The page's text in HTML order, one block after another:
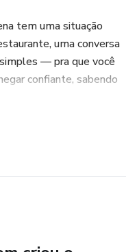
tem uma situação
uma conversa
— pra que você
confiante, sabendo
que o seu e
mão do começo ao